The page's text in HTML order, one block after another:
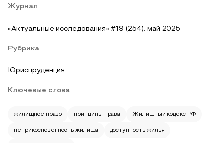
Журнал
«Актуальные исследования» #19 (254), май 2025
Рубрика
Юриспруденция
Ключевые слова
жилищное право принципы права Жилищный кодекс РФ
неприкосновенность жилища доступность жилья